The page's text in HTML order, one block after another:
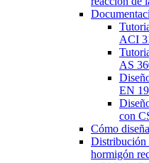
ACI
AS
EN
con
Cómo
Distribución
hormigón